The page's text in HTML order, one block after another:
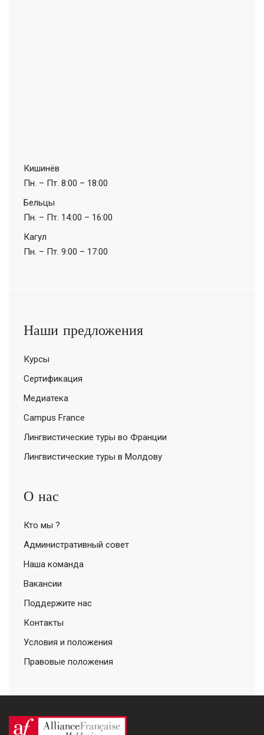
Кишинёв
Пн. – Пт. 8:00 – 18:00
Бельцы
Пн. – Пт. 14:00 – 16:00
Кагул
Пн. – Пт. 9:00 – 17:00
Наши предложения
Курсы
Сертификация
Медиатека
Campus France
Лингвистические туры во Франции
Лингвистические туры в Молдову
О нас
Кто мы ?
Административный совет
Наша команда
Вакансии
Поддержите нас
Контакты
Условия и положения
Правовые положения